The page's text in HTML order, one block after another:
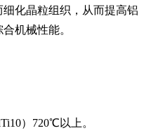
化晶粒组织，从而提高铝
机械性能。
） 720℃以上。